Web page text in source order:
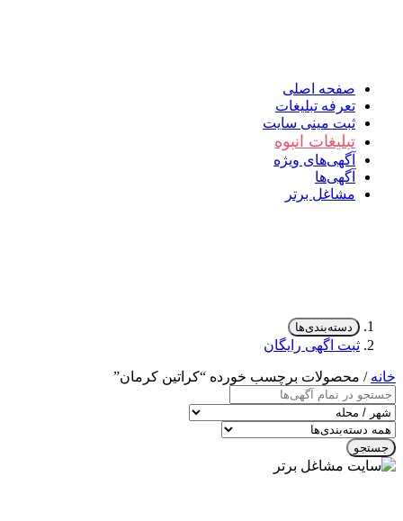
صفحه اصلی
تعرفه تبلیغات
ثبت مینی سایت
تبلیغات انبوه
آگهی‌های ویژه
آگهی‌ها
مشاغل برتر
دسته‌بندی‌ها
ثبت اگهی رایگان
خانه / محصولات برچسب خورده “کراتین کرمان”
جستجو